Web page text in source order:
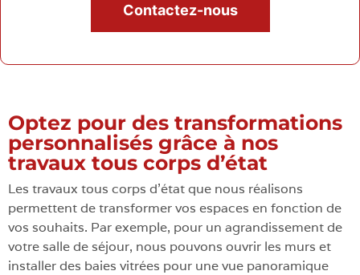
Contactez-nous
Optez pour des transformations
personnalisés grâce à nos
travaux tous corps d’état
Les travaux tous corps d’état que nous réalisons
permettent de transformer vos espaces en fonction de
vos souhaits. Par exemple, pour un agrandissement de
votre salle de séjour, nous pouvons ouvrir les murs et
installer des baies vitrées pour une vue panoramique